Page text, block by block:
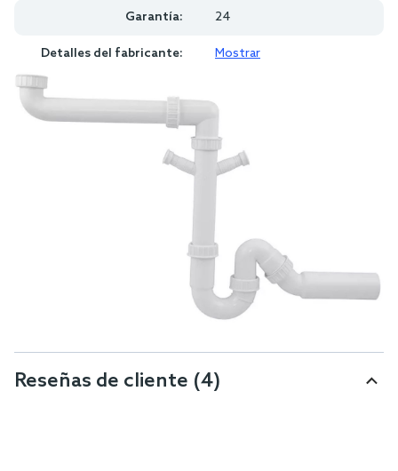
Garantía: 24
Detalles del fabricante: Mostrar
Reseñas de cliente (4)